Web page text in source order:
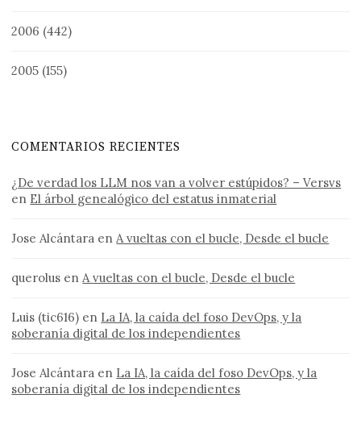
2006 (442)
2005 (155)
COMENTARIOS RECIENTES
¿De verdad los LLM nos van a volver estúpidos? – Versvs
en El árbol genealógico del estatus inmaterial
Jose Alcántara enA vueltas con el bucle, Desde el bucle
querolus enA vueltas con el bucle, Desde el bucle
Luis (tic616) en La IA, la caída del foso DevOps, y la
soberanía digital de los independientes
Jose Alcántara en La IA, la caída del foso DevOps, y la
soberanía digital de los independientes